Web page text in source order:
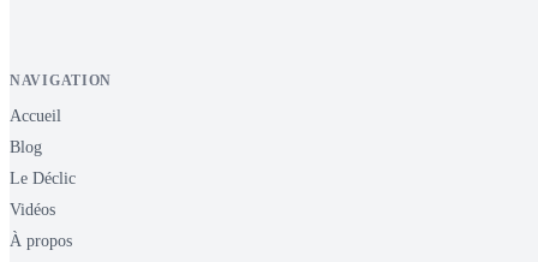
NAVIGATION
Accueil
Blog
Le Déclic
Vidéos
À propos